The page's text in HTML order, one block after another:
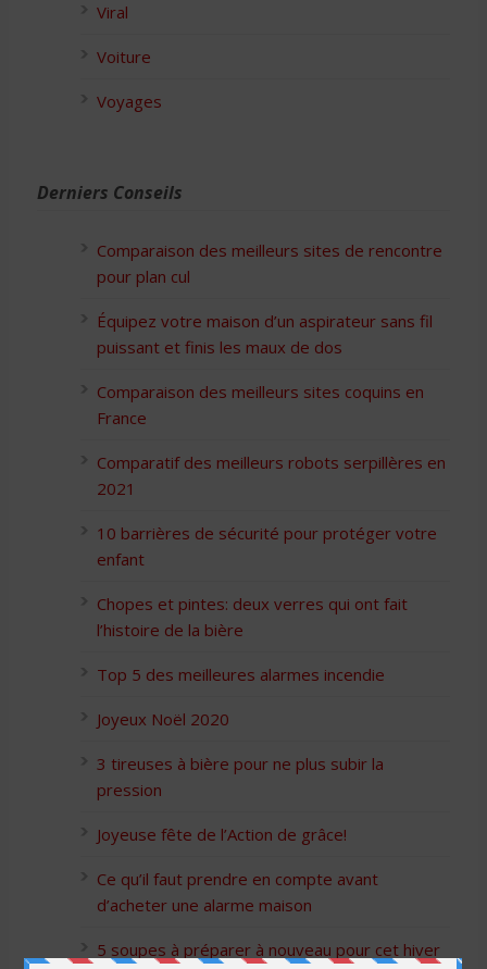
Viral
Voiture
Voyages
Derniers Conseils
Comparaison des meilleurs sites de rencontre
pour plan cul
Équipez votre maison d’un aspirateur sans fil
puissant et finis les maux de dos
Comparaison des meilleurs sites coquins en
France
Comparatif des meilleurs robots serpillères en
2021
10 barrières de sécurité pour protéger votre
enfant
Chopes et pintes: deux verres qui ont fait
l’histoire de la bière
Top 5 des meilleures alarmes incendie
Joyeux Noël 2020
3 tireuses à bière pour ne plus subir la
pression
Joyeuse fête de l’Action de grâce!
Ce qu’il faut prendre en compte avant
d’acheter une alarme maison
5 soupes à préparer à nouveau pour cet hiver